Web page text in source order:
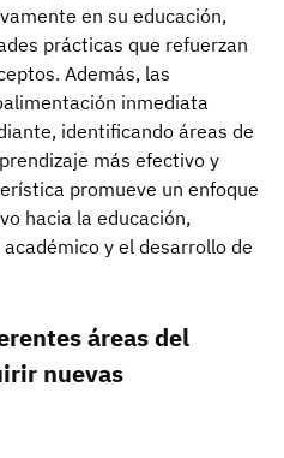
en su educación,
prácticas que refuerzan
Además, las
inmediata
identificando áreas de
más efectivo y
promueve un enfoque
hacia la educación,
y el desarrollo de
áreas del
nuevas